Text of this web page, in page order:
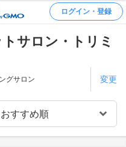
ログイン・登録
サロン・トリミ
グサロン 変更